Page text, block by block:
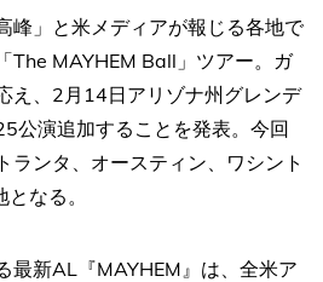
峰」と米メディアが報じる各地で
The MAYHEM Ball」ツアー。ガ
え、2月14日アリゾナ州グレンデ
公演追加することを発表。今回
ランタ、オースティン、ワシント
なる。
最新AL『MAYHEM』は、全米ア